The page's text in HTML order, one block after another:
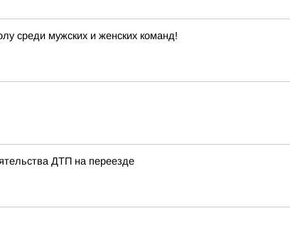
среди мужских и женских команд!
ДТП на переезде